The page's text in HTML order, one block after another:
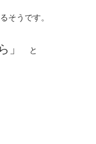
そうです。
」
と